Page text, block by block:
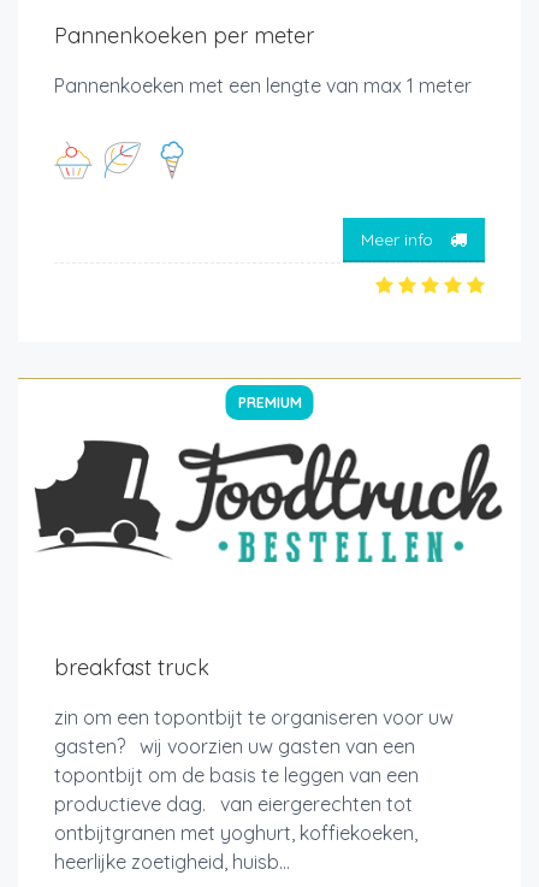
Pannenkoeken per meter
Pannenkoeken met een lengte van max 1 meter
Meer info
PREMIUM
breakfast truck
zin om een topontbijt te organiseren voor uw
gasten? wij voorzien uw gasten van een
topontbijt om de basis te leggen van een
productieve dag. van eiergerechten tot
ontbijtgranen met yoghurt, koffiekoeken,
heerlijke zoetigheid, huisb...